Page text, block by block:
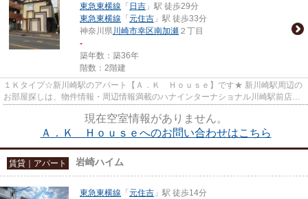
東急東横線 「 日吉 」駅 徒歩29分
東急東横線 「 元住吉 」駅 徒歩33分
神奈川県川崎市幸区南加瀬 ２丁目
-
築年数：築36年
階数：2階建
１Ｋタイプ☆新川崎駅のアパート【Ａ．Ｋ Ｈｏｕｓｅ】です★ 新川崎駅周辺の
お部屋探しは、物件情報・周辺情報満載のハナインターナショナル川崎駅前店を
現在空室情報がありません。
Ａ．Ｋ Ｈｏｕｓｅへのお問い合わせはこちら
賃貸｜アパート 岩崎ハイム
東急東横線 「 元住吉 」駅 徒歩14分